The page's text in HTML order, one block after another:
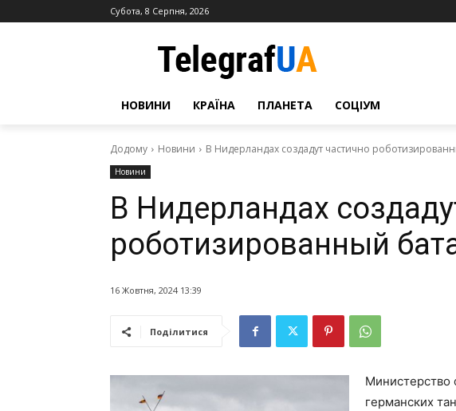
Субота, 8 Серпня, 2026
НОВИНИ КРАЇНА ПЛАНЕТА СОЦІУМ
Додому Новини В Нидерландах создадут частично
Новини
В Нидерландах
роботизированный
16 Жовтня, 2024 13:39
Поділитися
Министерство
германских